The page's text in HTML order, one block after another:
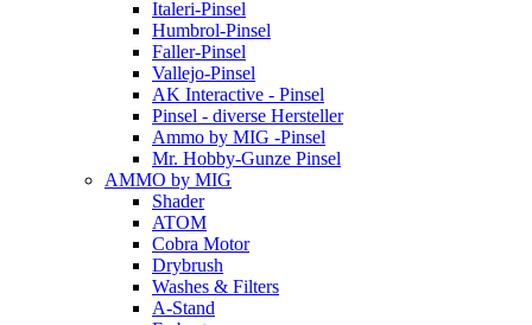
Italeri-Pinsel
Humbrol-Pinsel
Faller-Pinsel
Vallejo-Pinsel
AK Interactive - Pinsel
Pinsel - diverse Hersteller
Ammo by MIG -Pinsel
Mr. Hobby-Gunze Pinsel
AMMO by MIG
Shader
ATOM
Cobra Motor
Drybrush
Washes & Filters
A-Stand